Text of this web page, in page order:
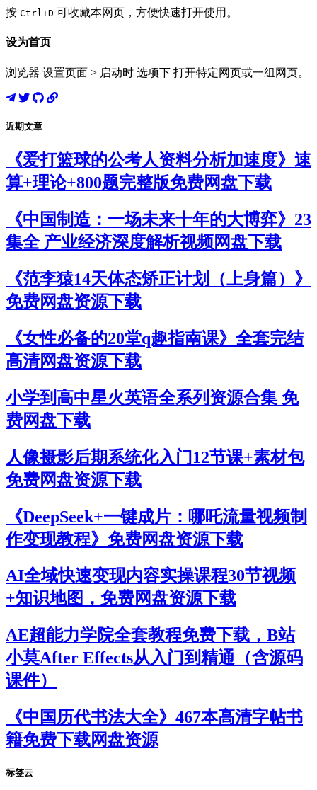
按 Ctrl+D 可收藏本网页，方便快速打开使用。
设为首页
浏览器 设置页面 > 启动时 选项下 打开特定网页或一组网页。
近期文章
《爱打篮球的公考人资料分析加速度》速
算+理论+800题完整版免费网盘下载
《中国制造：一场未来十年的大博弈》23
集全 产业经济深度解析视频网盘下载
《范李猿14天体态矫正计划（上身篇）》
免费网盘资源下载
《女性必备的20堂q趣指南课》全套完结
高清网盘资源下载
小学到高中星火英语全系列资源合集 免
费网盘下载
人像摄影后期系统化入门12节课+素材包
免费网盘资源下载
《DeepSeek+一键成片：哪吒流量视频制
作变现教程》免费网盘资源下载
AI全域快速变现内容实操课程30节视频
+知识地图，免费网盘资源下载
AE超能力学院全套教程免费下载，B站
小莫After Effects从入门到精通（含源码
课件）
《中国历代书法大全》467本高清字帖书
籍免费下载网盘资源
标签云